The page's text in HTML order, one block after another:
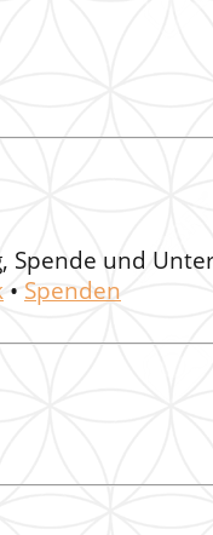
Spende und
• Spenden